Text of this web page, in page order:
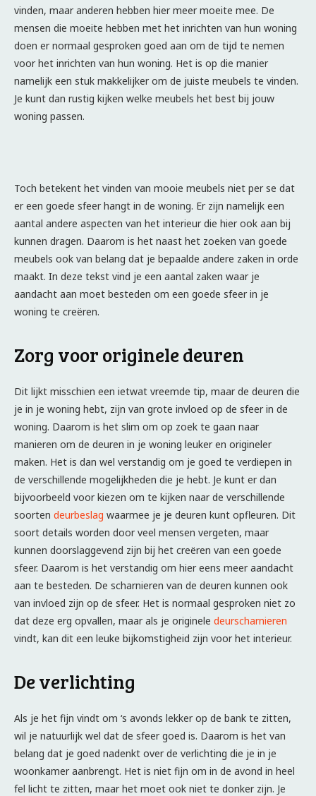
vinden, maar anderen hebben hier meer moeite mee. De
mensen die moeite hebben met het inrichten van hun woning
doen er normaal gesproken goed aan om de tijd te nemen
voor het inrichten van hun woning. Het is op die manier
namelijk een stuk makkelijker om de juiste meubels te vinden.
Je kunt dan rustig kijken welke meubels het best bij jouw
woning passen.
Toch betekent het vinden van mooie meubels niet per se dat
er een goede sfeer hangt in de woning. Er zijn namelijk een
aantal andere aspecten van het interieur die hier ook aan bij
kunnen dragen. Daarom is het naast het zoeken van goede
meubels ook van belang dat je bepaalde andere zaken in orde
maakt. In deze tekst vind je een aantal zaken waar je
aandacht aan moet besteden om een goede sfeer in je
woning te creëren.
Zorg voor originele deuren
Dit lijkt misschien een ietwat vreemde tip, maar de deuren die
je in je woning hebt, zijn van grote invloed op de sfeer in de
woning. Daarom is het slim om op zoek te gaan naar
manieren om de deuren in je woning leuker en origineler
maken. Het is dan wel verstandig om je goed te verdiepen in
de verschillende mogelijkheden die je hebt. Je kunt er dan
bijvoorbeeld voor kiezen om te kijken naar de verschillende
soorten deurbeslag waarmee je je deuren kunt opfleuren. Dit
soort details worden door veel mensen vergeten, maar
kunnen doorslaggevend zijn bij het creëren van een goede
sfeer. Daarom is het verstandig om hier eens meer aandacht
aan te besteden. De scharnieren van de deuren kunnen ook
van invloed zijn op de sfeer. Het is normaal gesproken niet zo
dat deze erg opvallen, maar als je originele deurscharnieren
vindt, kan dit een leuke bijkomstigheid zijn voor het interieur.
De verlichting
Als je het fijn vindt om ‘s avonds lekker op de bank te zitten,
wil je natuurlijk wel dat de sfeer goed is. Daarom is het van
belang dat je goed nadenkt over de verlichting die je in je
woonkamer aanbrengt. Het is niet fijn om in de avond in heel
fel licht te zitten, maar het moet ook niet te donker zijn. Je